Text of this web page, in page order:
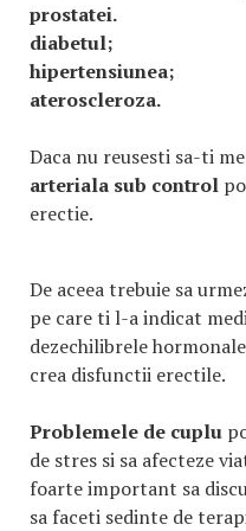
prostatei.
diabetul;
hipertensiunea;
ateroscleroza.
Daca nu reusesti sa-ti
arteriala sub control
erectie.
De aceea trebuie sa
pe care ti l-a indicat
dezechilibrele
crea disfunctii erectile.
Problemele de cuplu
de stres si sa afecteze
foarte important sa
sa faceti sedinte de